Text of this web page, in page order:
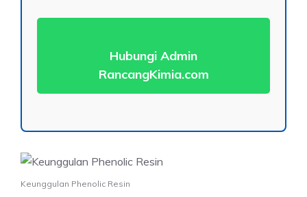
Hubungi Admin
RancangKimia.com
Keunggulan Phenolic Resin